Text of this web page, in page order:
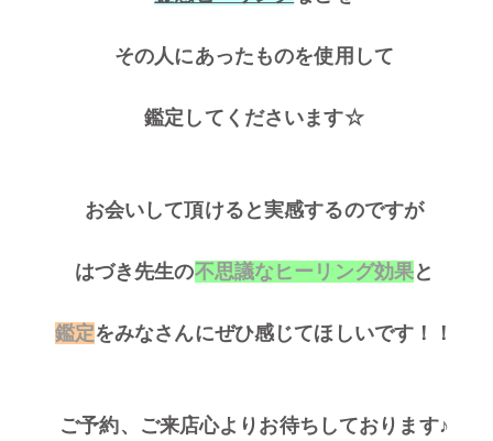
その人にあったものを使用して
鑑定してくださいます☆
お会いして頂けると実感するのですが
はづき先生の不思議なヒーリング効果と
鑑定をみなさんにぜひ感じてほしいです！！
ご予約、ご来店心よりお待ちしております♪